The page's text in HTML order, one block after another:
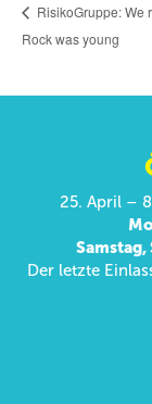
RisikoGruppe: We
Rock was young
25. April –
Der letzte